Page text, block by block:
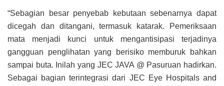
“Sebagian besar penyebab kebutaan sebenarnya dapat
dicegah dan ditangani, termasuk katarak. Pemeriksaan
mata menjadi kunci untuk mengantisipasi terjadinya
gangguan penglihatan yang berisiko memburuk bahkan
sampai buta. Inilah yang JEC JAVA @ Pasuruan hadirkan.
Sebagai bagian terintegrasi dari JEC Eye Hospitals and